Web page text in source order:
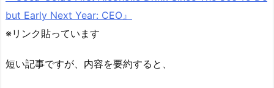
but Early Next Year: CEO』
※リンク貼っています
短い記事ですが、内容を要約すると、